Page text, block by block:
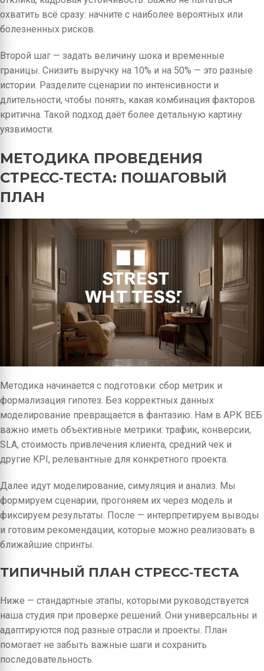
охватить всё сразу: начните с наиболее вероятных или
болезненных рисков.
Второй шаг — задать величину шока и временные
границы. Снизить выручку на 10% и на 50% — это разные
истории. Разделите сценарии по интенсивности и
длительности, чтобы понять, какая комбинация факторов
критична. Такой подход даёт более детальную картину
уязвимости.
МЕТОДИКА ПРОВЕДЕНИЯ
СТРЕСС‑ТЕСТА: ПОШАГОВЫЙ
ПЛАН
Методика начинается с подготовки: сбор метрик и
формализация гипотез. Без корректных данных
моделирование превращается в фантазию. Нам в АРК ВЕБ
важно иметь объективные метрики: трафик, конверсии,
SLA, стоимость привлечения клиента, средний чек и
другие KPI, релевантные для конкретного проекта.
Далее идут моделирование, симуляция и анализ. Мы
формируем сценарии, прогоняем их через модель и
фиксируем результаты. После — интерпретируем выводы
и готовим рекомендации, которые можно реализовать в
ближайшие спринты.
ТИПИЧНЫЙ ПЛАН СТРЕСС‑ТЕСТА
Ниже — стандартные этапы, которыми руководствуется
наша студия при проверке решений. Они универсальны и
адаптируются под разные отрасли и проекты. План
помогает не забыть важные шаги и сохранить
последовательность.